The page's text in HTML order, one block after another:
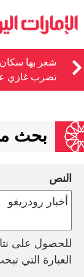
تضرب غازي
بحث
النص
للحصول على
العبارة التي